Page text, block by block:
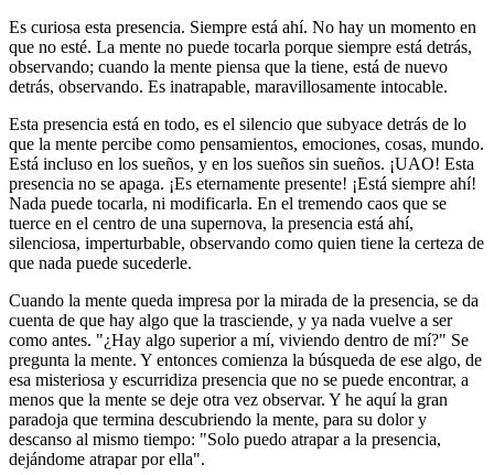
Es curiosa esta presencia. Siempre está ahí. No hay un momento en
que no esté. La mente no puede tocarla porque siempre está detrás,
observando; cuando la mente piensa que la tiene, está de nuevo
detrás, observando. Es inatrapable, maravillosamente intocable.
Esta presencia está en todo, es el silencio que subyace detrás de lo
que la mente percibe como pensamientos, emociones, cosas, mundo.
Está incluso en los sueños, y en los sueños sin sueños. ¡UAO! Esta
presencia no se apaga. ¡Es eternamente presente! ¡Está siempre ahí!
Nada puede tocarla, ni modificarla. En el tremendo caos que se
tuerce en el centro de una supernova, la presencia está ahí,
silenciosa, imperturbable, observando como quien tiene la certeza de
que nada puede sucederle.
Cuando la mente queda impresa por la mirada de la presencia, se da
cuenta de que hay algo que la trasciende, y ya nada vuelve a ser
como antes. "¿Hay algo superior a mí, viviendo dentro de mí?" Se
pregunta la mente. Y entonces comienza la búsqueda de ese algo, de
esa misteriosa y escurridiza presencia que no se puede encontrar, a
menos que la mente se deje otra vez observar. Y he aquí la gran
paradoja que termina descubriendo la mente, para su dolor y
descanso al mismo tiempo: "Solo puedo atrapar a la presencia,
dejándome atrapar por ella".